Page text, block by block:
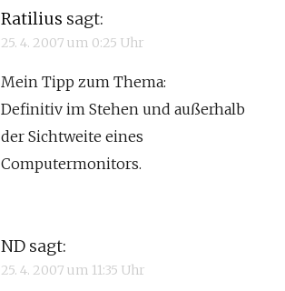
Ratilius sagt:
25. 4. 2007 um 0:25 Uhr
Mein Tipp zum Thema:
Definitiv im Stehen und außerhalb
der Sichtweite eines
Computermonitors.
ND sagt:
25. 4. 2007 um 11:35 Uhr